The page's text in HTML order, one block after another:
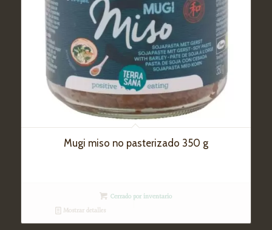
Mugi miso no pasterizado 350 g
Cerrado por inventario
Mostrar detalles